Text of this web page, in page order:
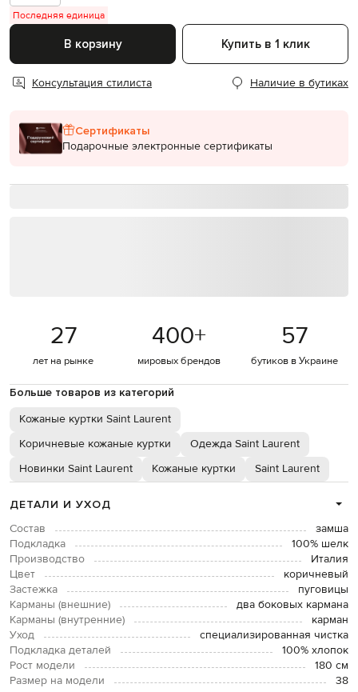
Последняя единица
В корзину Купить в 1 клик
Консультация стилиста Наличие в бутиках
Сертификаты
Подарочные электронные сертификаты
27
лет на рынке
400+
мировых брендов
57
бутиков в Украине
Больше товаров из категорий
Кожаные куртки Saint Laurent
Коричневые кожаные куртки
Одежда Saint Laurent
Новинки Saint Laurent
Кожаные куртки Saint Laurent
ДЕТАЛИ И УХОД
Состав
замша
Подкладка
100% шелк
Производство
Италия
Цвет
коричневый
Застежка
пуговицы
Карманы (внешние)
два боковых кармана
Карманы (внутренние)
карман
Уход
специализированная чистка
Подкладка деталей
100% хлопок
Рост модели
180 см
Размер на модели
38